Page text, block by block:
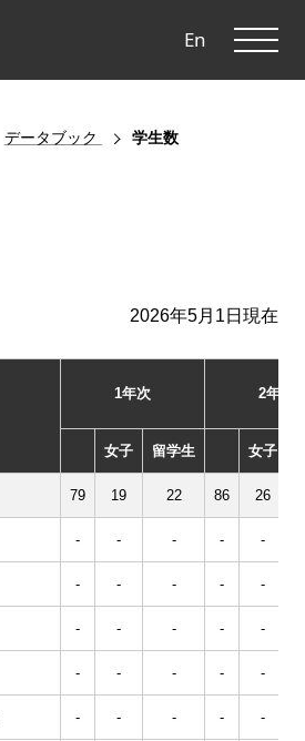
En
データブック 学生数
2026年5月1日現在
1年次 2年次
女子 留学生 女子
79 19 22 86 26
- - - - -
- - - - -
- - - - -
- - - - -
- - - - -